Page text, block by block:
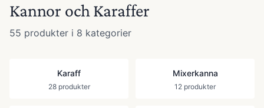
Kannor och Karaffer
55 produkter i 8 kategorier
Karaff
28produkter
Mixerkanna
12 produkter